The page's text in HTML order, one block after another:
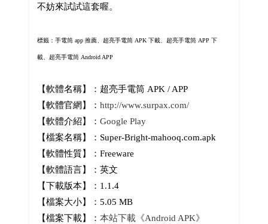
不妨來試試這套喔。
標籤：手電筒 app 推薦、 超亮手電筒 APK 下載、超亮手電筒 APP 下
載、超亮手電筒 Android APP
【軟體名稱】：超亮手電筒 APK / APP
【軟體官網】： http://www.surpax.com/
【軟體介紹】： Google Play
【檔案名稱】：Super-Bright-mahooq.com.apk
【軟體性質】：Freeware
【軟體語言】：英文
【下載版本】：1.1.4
【檔案大小】：5.05 MB
【檔案下載】： 本站下載《Android APK》